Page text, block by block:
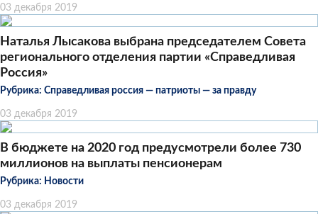
03 декабря 2019
Наталья Лысакова выбрана председателем Совета
регионального отделения партии «Справедливая
Россия»
Рубрика: Справедливая россия — патриоты — за правду
03 декабря 2019
В бюджете на 2020 год предусмотрели более 730
миллионов на выплаты пенсионерам
Рубрика: Новости
03 декабря 2019